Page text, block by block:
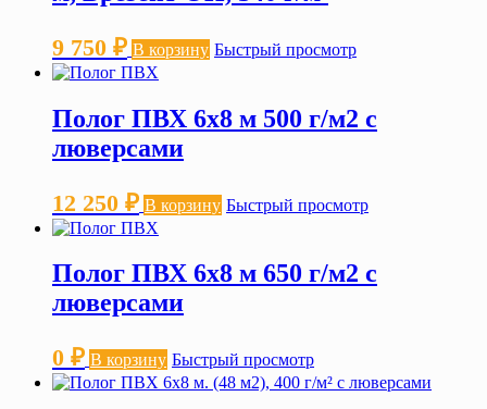
9 750 ₽ В корзину Быстрый просмотр
Полог ПВХ 6х8 м 500 г/м2 с
люверсами
12 250 ₽ В корзину Быстрый просмотр
Полог ПВХ 6х8 м 650 г/м2 с
люверсами
0 ₽ В корзину Быстрый просмотр